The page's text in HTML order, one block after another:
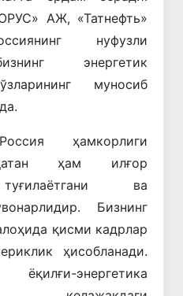
АЖ, «Татнефть»
нуфузли
энергетик
муносиб
ҳамкорлиги
ҳам илғор
ва
Бизнинг
қисми кадрлар
ҳисобланади.
энергетика